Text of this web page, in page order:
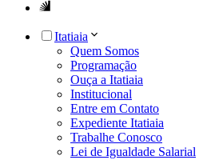
Itatiaia
Quem Somos
Programação
Ouça a Itatiaia
Institucional
Entre em Contato
Expediente Itatiaia
Trabalhe Conosco
Lei de Igualdade Salarial